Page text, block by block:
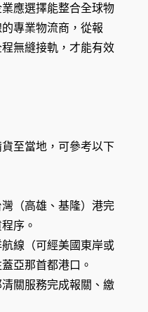
應選擇能整合全球物
專業物流商，從報
無縫接軌，才能有效
至當地，可參考以下
（高雄、基隆）港完
序。
線（可經美國東岸或
亞那首都港口。
關服務完成報關、繳